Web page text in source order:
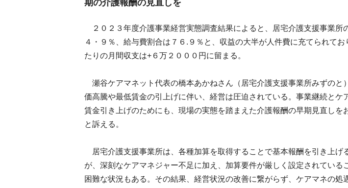
期の介護報酬の見直しを
２０２３年度介護事業経営実態調査結果によると、居宅介護支援事業所
４・９％、給与費割合は７６.９％と、収益の大半が人件費に充てられてお
たりの月間収支は+６万２０００円に留まる。
瀬谷ケアマネット代表の橋本あかねさん（居宅介護支援事業所みずのと
価高騰や最低賃金の引上げに伴い、経営は圧迫されている。事業継続とケ
賃金引き上げのためにも、現場の実態を踏まえた介護報酬の早期見直しを
と訴える。
居宅介護支援事業所は、各種加算を取得することで基本報酬を引き上げ
が、深刻なケアマネジャー不足に加え、加算要件が厳しく設定されている
困難な状況もある。その結果、経営状況の改善に繋がらず、ケアマネの処